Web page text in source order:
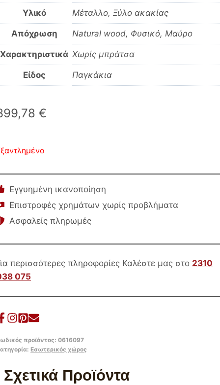
Υλικό Μέταλλο, Ξύλο ακακίας
Απόχρωση Natural wood, Φυσικό, Μαύρο
Χαρακτηριστικά Χωρίς μπράτσα
Είδος Παγκάκια
€
Εγγυημένη ικανοποίηση
Επιστροφές χρημάτων χωρίς προβλήματα
Ασφαλείς πληρωμές
περισσότερες πληροφορίες Καλέστε μας στο 2310
075
προϊόντος: 0616097
Εσωτερικός χώρος
Σχετικά Προϊόντα